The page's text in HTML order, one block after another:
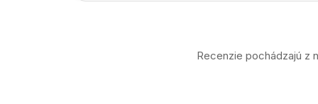
Recenzie pochádzajú z